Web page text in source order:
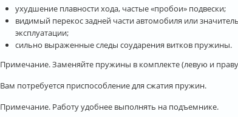
ухудшение плавности хода, частые «пробои» подвески;
видимый перекос задней части автомобиля или
эксплуатации;
сильно выраженные следы соударения витков пружины.
Примечание. Заменяйте пружины в комплекте (левую и
Вам потребуется приспособление для сжатия пружин.
Примечание. Работу удобнее выполнять на подъемнике.